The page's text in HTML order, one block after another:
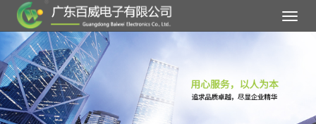
Toggle